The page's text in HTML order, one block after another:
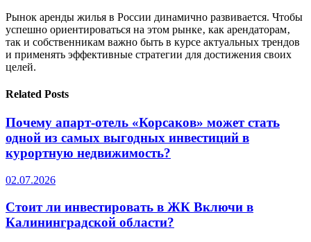
Рынок аренды жилья в России динамично развивается. Чтобы
успешно ориентироваться на этом рынке‚ как арендаторам‚
так и собственникам важно быть в курсе актуальных трендов
и применять эффективные стратегии для достижения своих
целей.
Related Posts
Почему апарт-отель «Корсаков» может стать
одной из самых выгодных инвестиций в
курортную недвижимость?
02.07.2026
Стоит ли инвестировать в ЖК Включи в
Калининградской области?